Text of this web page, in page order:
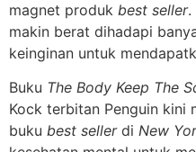
magnet produk best seller.
makin berat dihadapi
keinginan untuk
Buku The Body Keep The
Kock terbitan Penguin kini
buku best seller di New